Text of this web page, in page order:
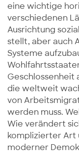
eine wichtige
verschiedenen
Ausrichtung
stellt, aber auch
Systeme
Geschlossenheit
die weltweit
von
werden muss.
Wie verändert
komplizierter Art
moderner